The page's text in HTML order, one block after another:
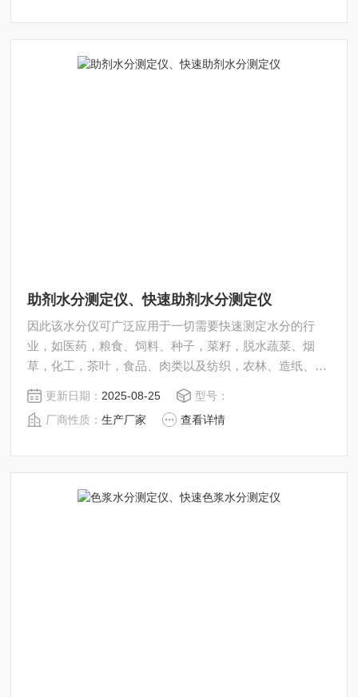
助剂水分测定仪、快速助剂水分测定仪
因此该水分仪可广泛应用于一切需要快速测定水分的行
业，如医药，粮食、饲料、种子，菜籽，脱水蔬菜、烟
草，化工，茶叶，食品、肉类以及纺织，农林、造纸、橡
胶、塑胶、纺织等行业中的实验室与生产过程中。同时满
足固体、颗粒、粉末、胶状体及液体含水率的测定要求，
深圳市后王电子科技有限公司始终立志于为用户提供多用
更新日期： 2025-08-25
型号：
厂商性质：生产厂家 查看详情